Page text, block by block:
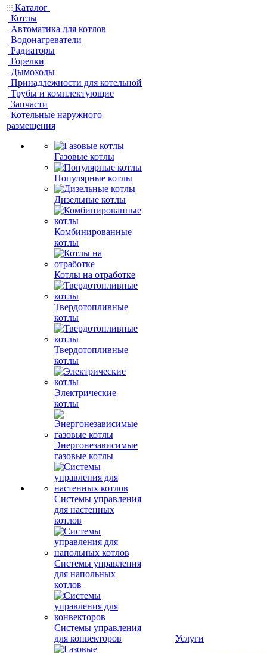
Каталог
Котлы
Автоматика для котлов
Водонагреватели
Радиаторы
Горелки
Дымоходы
Принадлежности для котельной
Трубы и комплектующие
Запчасти
Котельные наружного
размещения
Газовые котлы
Популярные котлы
Дизельные котлы
Комбинированные
котлы
Котлы на отработке
Твердотопливные
котлы
Твердотопливные
котлы
Электрические
котлы
Энергонезависимые
газовые котлы
Системы управления
для настенных
котлов
Системы управления
для напольных
котлов
Системы управления
для конвекторов
Услуги